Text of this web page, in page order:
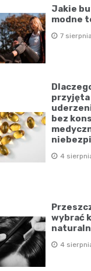
Jakie
modne
7
przyjęta
bez
4
wybrać
4